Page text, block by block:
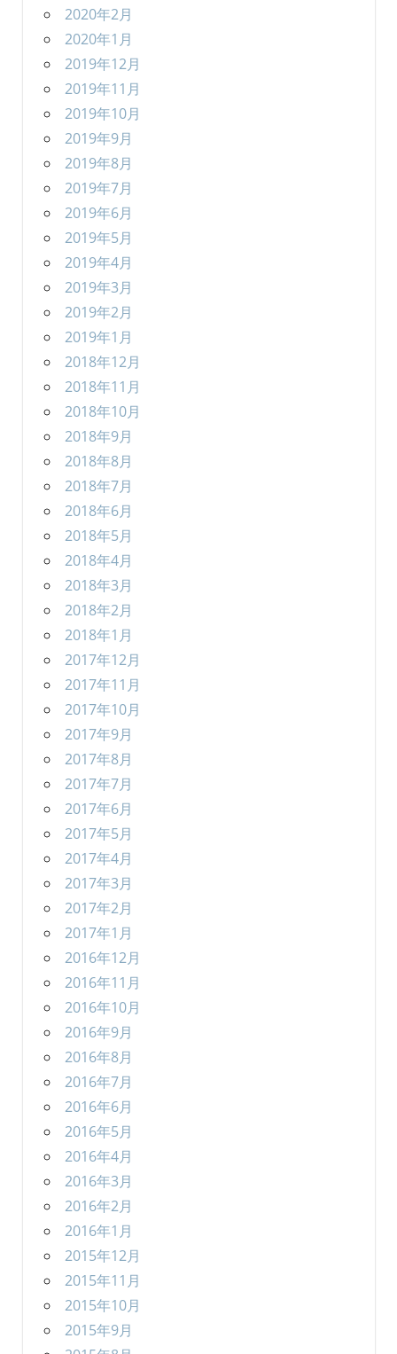
2020年2月
2020年1月
2019年12月
2019年11月
2019年10月
2019年9月
2019年8月
2019年7月
2019年6月
2019年5月
2019年4月
2019年3月
2019年2月
2019年1月
2018年12月
2018年11月
2018年10月
2018年9月
2018年8月
2018年7月
2018年6月
2018年5月
2018年4月
2018年3月
2018年2月
2018年1月
2017年12月
2017年11月
2017年10月
2017年9月
2017年8月
2017年7月
2017年6月
2017年5月
2017年4月
2017年3月
2017年2月
2017年1月
2016年12月
2016年11月
2016年10月
2016年9月
2016年8月
2016年7月
2016年6月
2016年5月
2016年4月
2016年3月
2016年2月
2016年1月
2015年12月
2015年11月
2015年10月
2015年9月